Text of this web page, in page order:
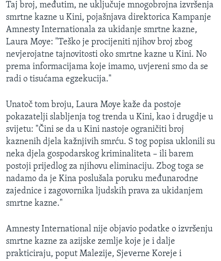
Taj broj, međutim, ne uključuje mnogobrojna izvršenja
smrtne kazne u Kini, pojašnjava direktorica Kampanje
Amnesty Internationala za ukidanje smrtne kazne,
Laura Moye: "Teško je procijeniti njihov broj zbog
nevjerojatne tajnovitosti oko smrtne kazne u Kini. No
prema informacijama koje imamo, uvjereni smo da se
radi o tisućama egzekucija."
Unatoč tom broju, Laura Moye kaže da postoje
pokazatelji slabljenja tog trenda u Kini, kao i drugdje u
svijetu: "Čini se da u Kini nastoje ograničiti broj
kaznenih djela kažnjivih smrću. S tog popisa uklonili su
neka djela gospodarskog kriminaliteta – ili barem
postoji prijedlog za njihovu eliminaciju. Zbog toga se
nadamo da je Kina poslušala poruku međunarodne
zajednice i zagovornika ljudskih prava za ukidanjem
smrtne kazne."
Amnesty International nije objavio podatke o izvršenju
smrtne kazne za azijske zemlje koje je i dalje
prakticiraju, poput Malezije, Sjeverne Koreje i